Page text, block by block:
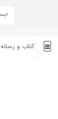
کتاب و رسانه